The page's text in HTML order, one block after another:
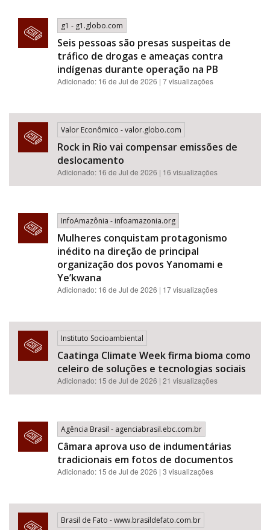
g1 - g1.globo.com
Seis pessoas são presas suspeitas de
tráfico de drogas e ameaças contra
indígenas durante operação na PB
Adicionado: 16 de Jul de 2026 | 7 visualizações
Valor Econômico - valor.globo.com
Rock in Rio vai compensar emissões de
deslocamento
Adicionado: 16 de Jul de 2026 | 16 visualizações
InfoAmazônia - infoamazonia.org
Mulheres conquistam protagonismo
inédito na direção de principal
organização dos povos Yanomami e
Ye’kwana
Adicionado: 16 de Jul de 2026 | 17 visualizações
Instituto Socioambiental
Caatinga Climate Week firma bioma como
celeiro de soluções e tecnologias sociais
Adicionado: 15 de Jul de 2026 | 21 visualizações
Agência Brasil - agenciabrasil.ebc.com.br
Câmara aprova uso de indumentárias
tradicionais em fotos de documentos
Adicionado: 15 de Jul de 2026 | 3 visualizações
Brasil de Fato - www.brasildefato.com.br